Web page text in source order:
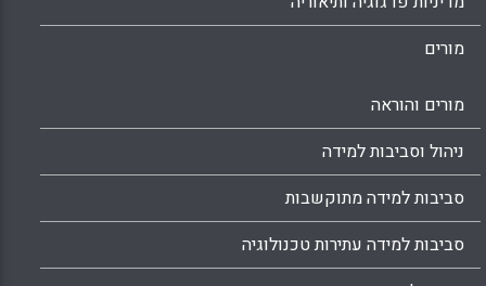
מורים
מורים והוראה
ניהול וסביבות למידה
סביבות למידה מתוקשבות
סביבות למידה עתירות טכנולוגיה